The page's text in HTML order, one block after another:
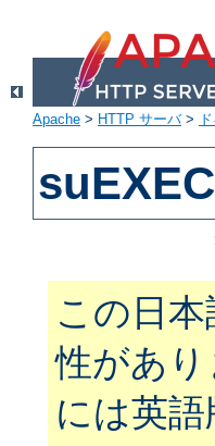
Apache > HTTP サーバ>
この日
性があ
には英